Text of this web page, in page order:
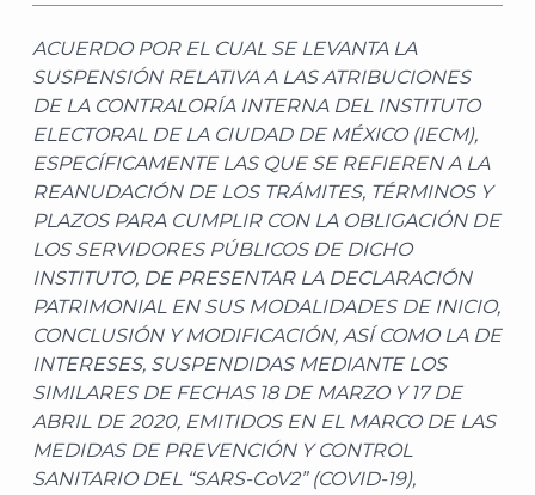
ACUERDO POR EL CUAL SE LEVANTA LA
SUSPENSIÓN RELATIVA A LAS ATRIBUCIONES
DE LA CONTRALORÍA INTERNA DEL INSTITUTO
ELECTORAL DE LA CIUDAD DE MÉXICO (IECM),
ESPECÍFICAMENTE LAS QUE SE REFIEREN A LA
REANUDACIÓN DE LOS TRÁMITES, TÉRMINOS Y
PLAZOS PARA CUMPLIR CON LA OBLIGACIÓN DE
LOS SERVIDORES PÚBLICOS DE DICHO
INSTITUTO, DE PRESENTAR LA DECLARACIÓN
PATRIMONIAL EN SUS MODALIDADES DE INICIO,
CONCLUSIÓN Y MODIFICACIÓN, ASÍ COMO LA DE
INTERESES, SUSPENDIDAS MEDIANTE LOS
SIMILARES DE FECHAS 18 DE MARZO Y 17 DE
ABRIL DE 2020, EMITIDOS EN EL MARCO DE LAS
MEDIDAS DE PREVENCIÓN Y CONTROL
SANITARIO DEL “SARS-CoV2” (COVID-19),